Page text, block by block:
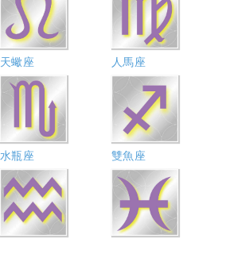
天蠍座 人馬座
水瓶座 雙魚座